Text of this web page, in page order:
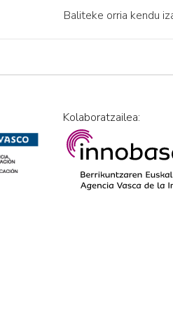
Baliteke orria kendu
Kolaboratzailea: